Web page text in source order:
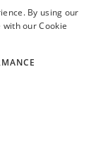
e cookies
ENGLISH
By using our
our Cookie